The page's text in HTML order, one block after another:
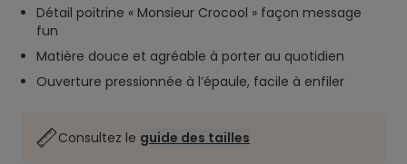
Détail poitrine « Monsieur Crocool » façon message
fun
Matière douce et agréable à porter au quotidien
Ouverture pressionnée à l’épaule, facile à enfiler
Consultez le guide des tailles